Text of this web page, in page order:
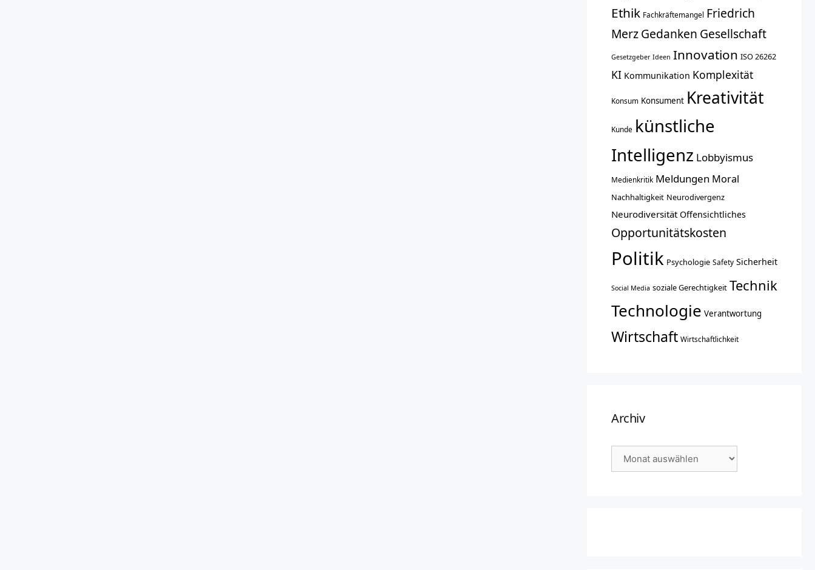
Ethik Fachkräftemangel Friedrich
MerzGedanken Gesellschaft
Gesetzgeber Ideen Innovation ISO 26262
KI Kommunikation Komplexität
Konsum Konsument Kreativität
Kunde künstliche
Intelligenz Lobbyismus
Medienkritik Meldungen Moral
Nachhaltigkeit Neurodivergenz
Neurodiversität Offensichtliches
Opportunitätskosten
Politik Psychologie Safety Sicherheit
Social Media soziale Gerechtigkeit Technik
Technologie Verantwortung
Wirtschaft Wirtschaftlichkeit
Archiv
Archiv